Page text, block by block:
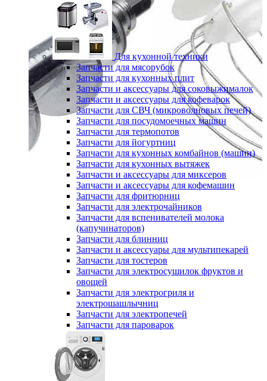
Для кухонной техники
Запчасти для мясорубок
Запчасти для кухонных плит
Запчасти и аксессуары для соковыжималок
Запчасти и аксессуары для кофеварок
Запчасти для СВЧ (микроволновых печей)
Запчасти для посудомоечных машин
Запчасти для термопотов
Запчасти для йогуртниц
Запчасти для кухонных комбайнов (машин)
Запчасти для кухонных вытяжек
Запчасти и аксессуары для миксеров
Запчасти и аксессуары для кофемашин
Запчасти для фритюрниц
Запчасти для электрочайников
Запчасти для вспенивателей молока
(капучинаторов)
Запчасти для блинниц
Запчасти и аксессуары для мультипекарей
Запчасти для тостеров
Запчасти для электросушилок фруктов и
овощей
Запчасти для электрогриля и
электрошашлычниц
Запчасти для электропечей
Запчасти для пароварок